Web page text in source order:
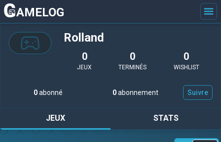
AMELOG
Rolland
0
JEUX
0
TERMINÉS
0
WISHLIST
0abonné 0abonnement Suivre
JEUX STATS